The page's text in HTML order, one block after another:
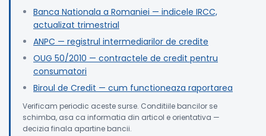
Banca Nationala a Romaniei — indicele IRCC,
actualizat trimestrial
ANPC — registrul intermediarilor de credite
OUG 50/2010 — contractele de credit pentru
consumatori
Biroul de Credit — cum functioneaza raportarea
Verificam periodic aceste surse. Conditiile bancilor se
schimba, asa ca informatia din articol e orientativa —
decizia finala apartine bancii.